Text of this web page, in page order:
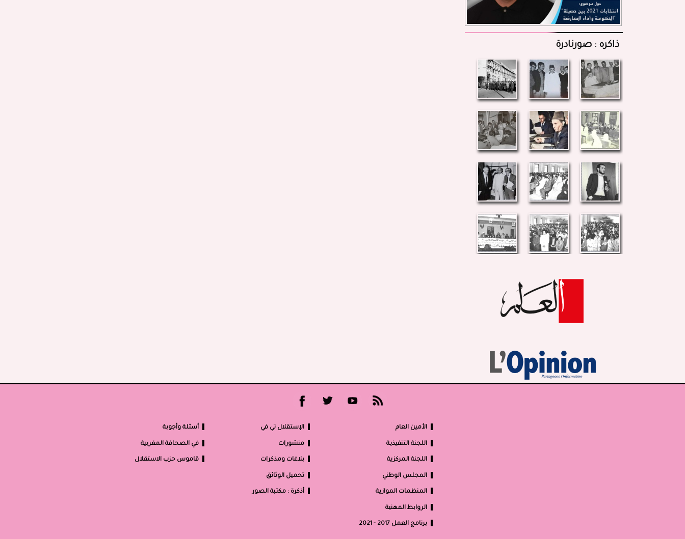
ذاكره : صورنادرة
أسئلة وأجوبة
في الصحافة المغربية
قاموس حزب الاستقلال
الإستقلال تي في
منشورات
بلاغات ومذكرات
تحميل الوثائق
أذكرة : مكتبة الصور
الأمين العام
اللجنة التنفيذية
اللجنة المركزية
المجلس الوطني
المنظمات الموازية
الروابط المهنية
برنامج العمل 2017 - 2021